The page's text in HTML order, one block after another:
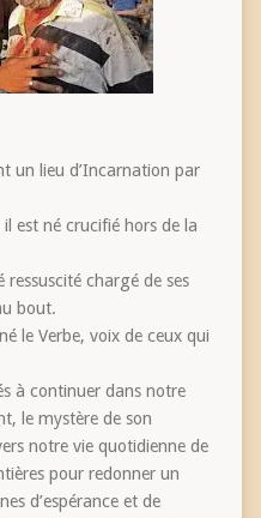
un lieu d’Incarnation par
est né crucifié hors de la
ressuscité chargé de ses
bout.
le Verbe, voix de ceux qui
à continuer dans notre
le mystère de son
notre vie quotidienne de
pour redonner un
d’espérance et de